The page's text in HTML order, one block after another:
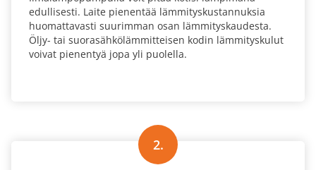
edullisesti. Laite pienentää lämmityskustannuksia
huomattavasti suurimman osan lämmityskaudesta.
Öljy- tai suorasähkölämmitteisen kodin lämmityskulut
voivat pienentyä jopa yli puolella.
2.